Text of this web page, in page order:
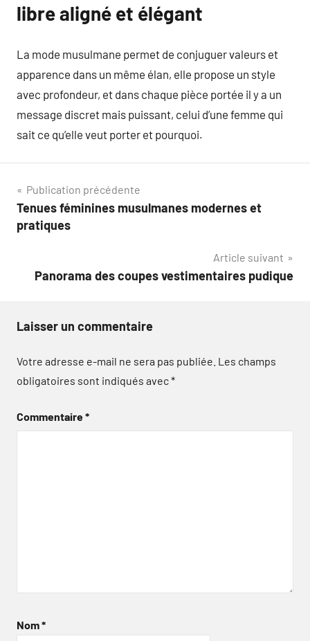
libre aligné et élégant
La mode musulmane permet de conjuguer valeurs et
apparence dans un même élan, elle propose un style
avec profondeur, et dans chaque pièce portée il y a un
message discret mais puissant, celui d’une femme qui
sait ce qu’elle veut porter et pourquoi.
Navigation
de
Publication précédente
Tenues féminines musulmanes modernes et
pratiques
Article suivant
Panorama des coupes vestimentaires pudique
Laisser un commentaire
Votre adresse e-mail ne sera pas publiée. Les champs
obligatoires sont indiqués avec*
Commentaire*
Nom*